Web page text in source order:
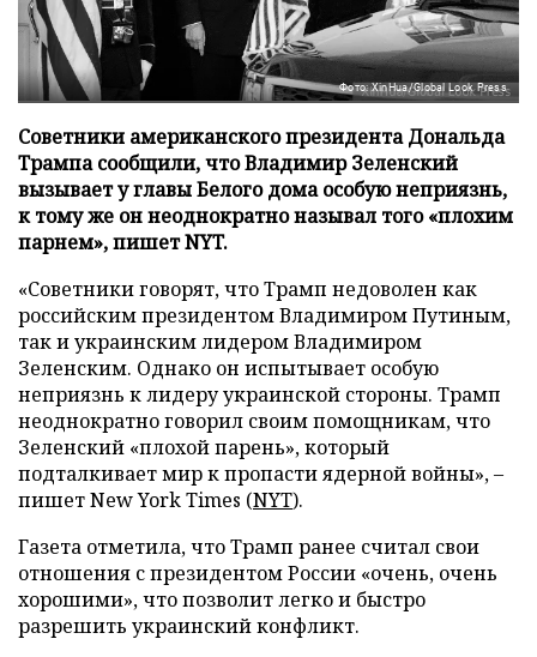
Фото: XinHua/Global Look Press
Советники американского президента Дональда
Трампа сообщили, что Владимир Зеленский
вызывает у главы Белого дома особую неприязнь,
к тому же он неоднократно называл того «плохим
парнем», пишет NYT.
«Советники говорят, что Трамп недоволен как
российским президентом Владимиром Путиным,
так и украинским лидером Владимиром
Зеленским. Однако он испытывает особую
неприязнь к лидеру украинской стороны. Трамп
неоднократно говорил своим помощникам, что
Зеленский «плохой парень», который
подталкивает мир к пропасти ядерной войны», –
пишет New York Times (NYT).
Газета отметила, что Трамп ранее считал свои
отношения с президентом России «очень, очень
хорошими», что позволит легко и быстро
разрешить украинский конфликт.